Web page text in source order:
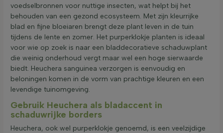
voedselbronnen voor nuttige insecten, wat helpt bij het
behouden van een gezond ecosysteem. Met zijn kleurrijke
blad en fijne bloeiaren brengt deze plant leven in de tuin
tijdens de lente en zomer. Het purperklokje planten is ideaal
voor wie op zoek is naar een bladdecoratieve schaduwplant
die weinig onderhoud vergt maar wel een hoge sierwaarde
biedt. Heuchera sanguinea verzorgen is eenvoudig en
beloningen komen in de vorm van prachtige kleuren en een
levendige tuinomgeving.
Gebruik Heuchera als bladaccent in
schaduwrijke borders
Heuchera, ook wel purperklokje genoemd, is een veelzijdige